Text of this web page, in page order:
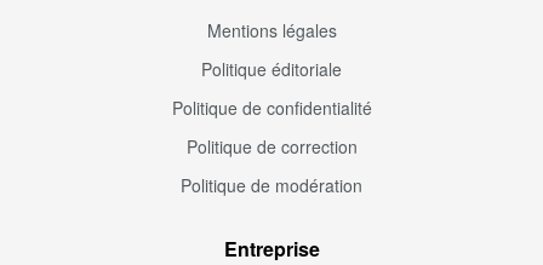
Mentions légales
Politique éditoriale
Politique de confidentialité
Politique de correction
Politique de modération
Entreprise